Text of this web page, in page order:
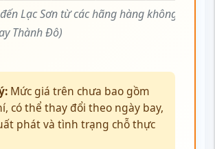
Lạc Sơn từ các hãng hàng không
Thành Đô)
Mức giá trên chưa bao gồm
có thể thay đổi theo ngày bay,
phát và tình trạng chỗ thực